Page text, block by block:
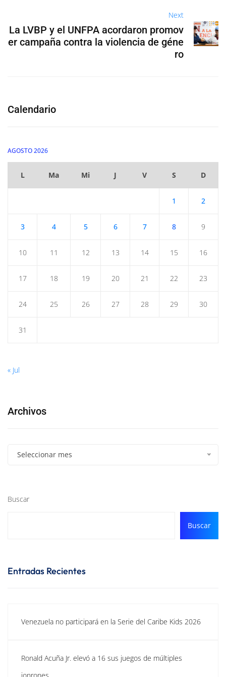
Next
La LVBP y el UNFPA acordaron promov
er campaña contra la violencia de géne
ro
Calendario
AGOSTO 2026
L Ma Mi J V S D
1 2
3 4 5 6 7 8 9
10 11 12 13 14 15 16
17 18 19 20 21 22 23
24 25 26 27 28 29 30
31
« Jul
Archivos
Seleccionar mes
Buscar
Buscar
Entradas Recientes
Venezuela no participará en la Serie del Caribe Kids 2026
Ronald Acuña Jr. elevó a 16 sus juegos de múltiples
jonrones